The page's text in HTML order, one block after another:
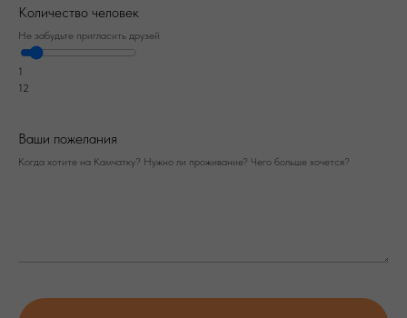
Количество человек
Не забудьте пригласить друзей
1
12
Ваши пожелания
Когда хотите на Камчатку? Нужно ли проживание? Чего больше хочется?